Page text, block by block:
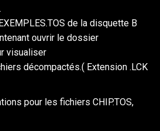
de la disquette B
ouvrir le dossier
visualiser
décompactés.( Extension .LCK
pour les fichiers CHIP.TOS,